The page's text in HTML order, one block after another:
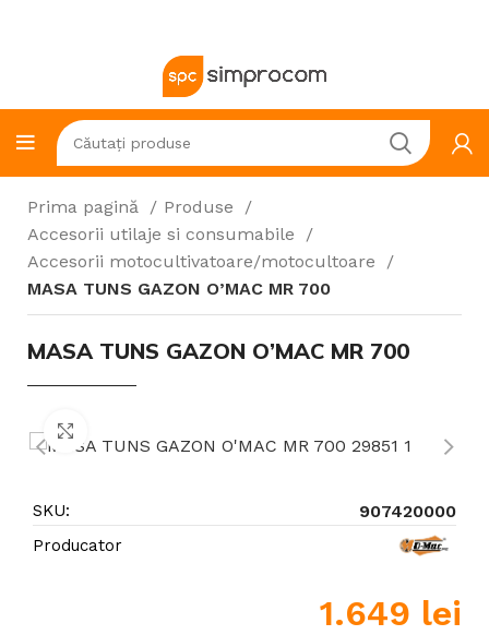
Prima pagină
Produse
Accesorii utilaje si consumabile
Accesorii motocultivatoare/motocultoare
MASA TUNS GAZON O’MAC MR 700
MASA TUNS GAZON O’MAC MR 700
SKU: 907420000
Producator
1.649 lei